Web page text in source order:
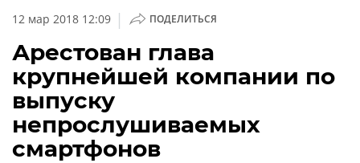
12 мар 2018 12:09 | ПОДЕЛИТЬСЯ
Арестован глава
крупнейшей компании по
выпуску
непрослушиваемых
смартфонов